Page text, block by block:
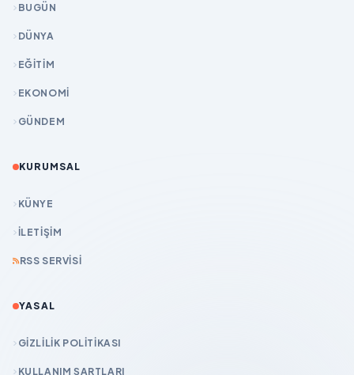
BUGÜN
DÜNYA
EĞİTİM
EKONOMİ
GÜNDEM
KURUMSAL
KÜNYE
İLETIŞIM
RSS SERVISI
YASAL
GIZLILIK POLITIKASI
KULLANIM ŞARTLARI